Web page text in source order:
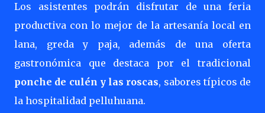
Los asistentes podrán disfrutar de una feria
productiva con lo mejor de la artesanía local en
lana, greda y paja, además de una oferta
gastronómica que destaca por el tradicional
ponche de culén y las roscas, sabores típicos de
la hospitalidad pelluhuana.